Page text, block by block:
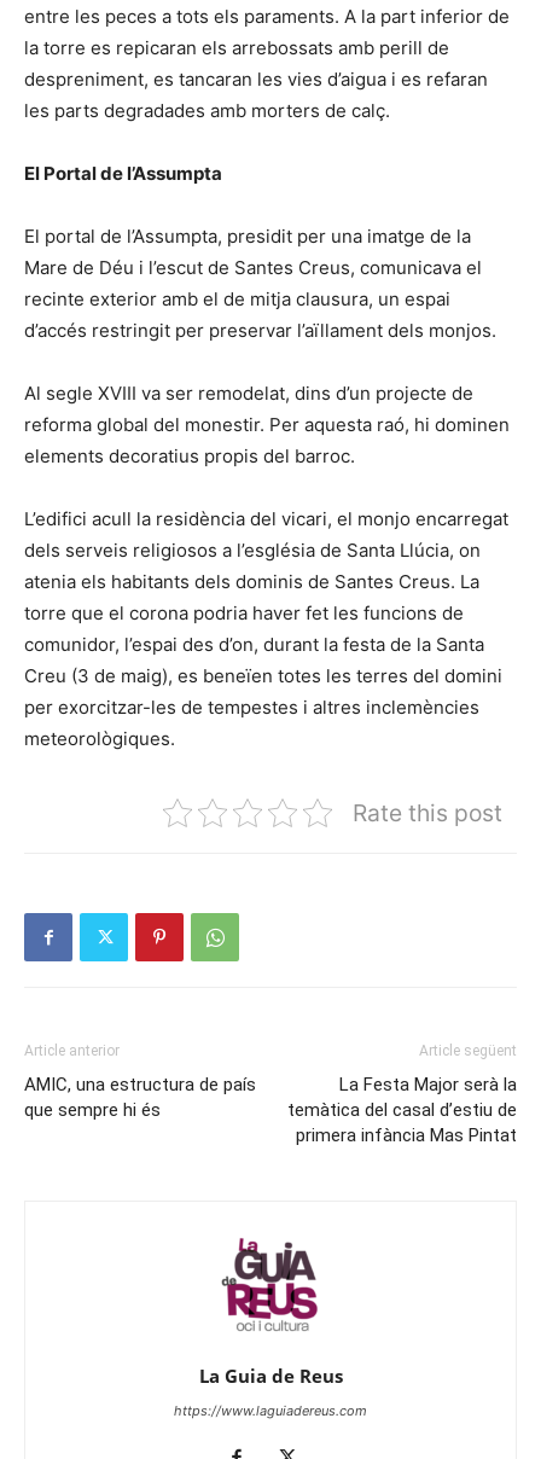
entre les peces a tots els paraments. A la part inferior de
la torre es repicaran els arrebossats amb perill de
despreniment, es tancaran les vies d’aigua i es refaran
les parts degradades amb morters de calç.
El Portal de l’Assumpta
El portal de l’Assumpta, presidit per una imatge de la
Mare de Déu i l’escut de Santes Creus, comunicava el
recinte exterior amb el de mitja clausura, un espai
d’accés restringit per preservar l’aïllament dels monjos.
Al segle XVIII va ser remodelat, dins d’un projecte de
reforma global del monestir. Per aquesta raó, hi dominen
elements decoratius propis del barroc.
L’edifici acull la residència del vicari, el monjo encarregat
dels serveis religiosos a l’església de Santa Llúcia, on
atenia els habitants dels dominis de Santes Creus. La
torre que el corona podria haver fet les funcions de
comunidor, l’espai des d’on, durant la festa de la Santa
Creu (3 de maig), es beneïen totes les terres del domini
per exorcitzar-les de tempestes i altres inclemències
meteorològiques.
Rate this post
Article anterior
AMIC, una estructura de país
que sempre hi és
Article següent
La Festa Major serà la
temàtica del casal d’estiu de
primera infància Mas Pintat
La Guia de Reus
https://www.laguiadereus.com